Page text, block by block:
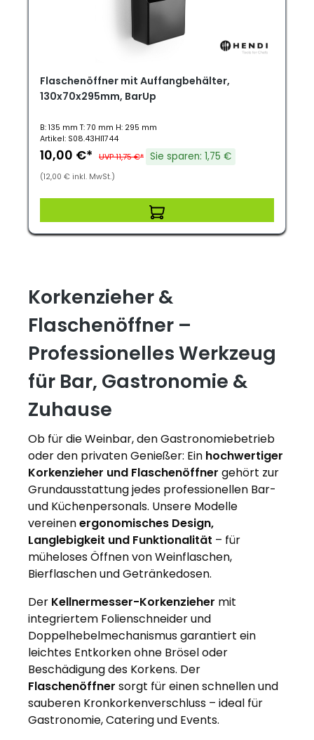
Flaschenöffner mit Auffangbehälter,
130x70x295mm, BarUp
B: 135 mm T: 70 mm H: 295 mm
Artikel: S08.43HI1744
10,00 €* UVP 11,75 €* Sie sparen: 1,75 €
(12,00 € inkl. MwSt.)
Korkenzieher &
Flaschenöffner –
Professionelles Werkzeug
für Bar, Gastronomie &
Zuhause
Ob für die Weinbar, den Gastronomiebetrieb
oder den privaten Genießer: Ein hochwertiger
Korkenzieher und Flaschenöffner gehört zur
Grundausstattung jedes professionellen Bar-
und Küchenpersonals. Unsere Modelle
vereinenergonomisches Design,
Langlebigkeit und Funktionalität – für
müheloses Öffnen von Weinflaschen,
Bierflaschen und Getränkedosen.
Der Kellnermesser-Korkenzieher mit
integriertem Folienschneider und
Doppelhebelmechanismus garantiert ein
leichtes Entkorken ohne Brösel oder
Beschädigung des Korkens. Der
Flaschenöffner sorgt für einen schnellen und
sauberen Kronkorkenverschluss – ideal für
Gastronomie, Catering und Events.